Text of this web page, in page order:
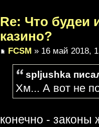
Re: Что будеи
казино?
FCSM » 16 май 2018,
spljushka
Хм... А вот не
конечно - законы